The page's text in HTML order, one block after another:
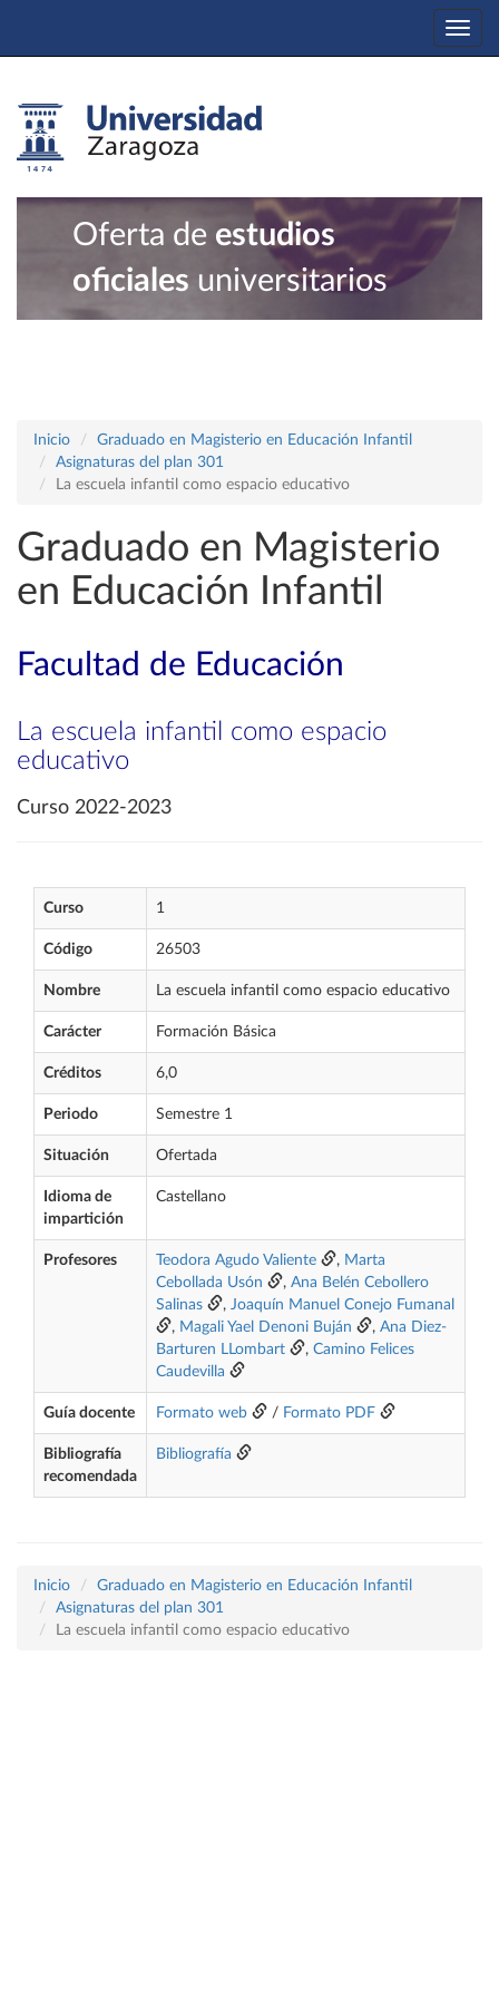
Oferta de estudios
oficiales universitarios
Inicio
Graduado en Magisterio en Educación Infantil
Asignaturas del plan 301
La escuela infantil como espacio educativo
Graduado en Magisterio
en Educación Infantil
Facultad de Educación
La escuela infantil como espacio
educativo
Curso 2022-2023
Curso 1
Código 26503
Nombre La escuela infantil como espacio educativo
Carácter Formación Básica
Créditos 6,0
Periodo Semestre 1
Situación Ofertada
Idioma de
impartición
Castellano
Profesores Teodora Agudo Valiente , Marta
Cebollada Usón
, Ana Belén Cebollero
Salinas
, Joaquín Manuel Conejo Fumanal
, Magali Yael Denoni Buján , Ana Diez-
Barturen LLombart
, Camino Felices
Caudevilla
Guía docente Formato web / Formato PDF
Bibliografía
recomendada
Bibliografía
Inicio
Graduado en Magisterio en Educación Infantil
Asignaturas del plan 301
La escuela infantil como espacio educativo